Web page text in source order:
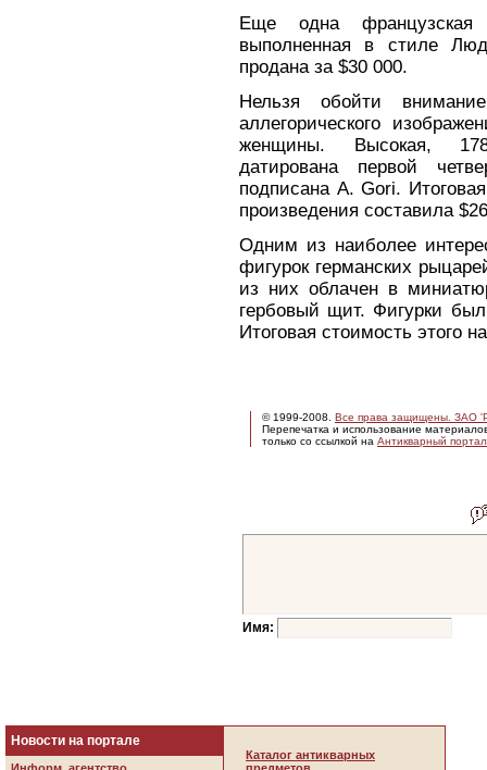
Еще одна французская
выполненная в стиле
продана за $30 000.
Нельзя обойти
аллегорического
женщины. Высокая,
датирована первой
подписана A. Gori.
произведения составила
Одним из наиболее
фигурок германских
из них облачен в
гербовый щит. Фигурки
Итоговая стоимость этого
© 1999-2008. Все права защищены. ЗАО
Перепечатка и использование
только со ссылкой на Антикварный
Имя:
Новости на портале
Каталог антикварных